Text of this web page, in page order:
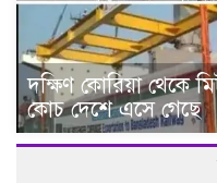
দক্ষিণ কোরিয়া থেকে
কোচ দেশে এসে গেছে